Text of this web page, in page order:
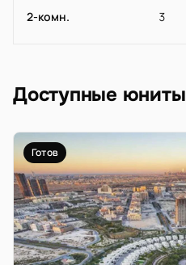
2-комн. 3
Доступные юниты
Готов